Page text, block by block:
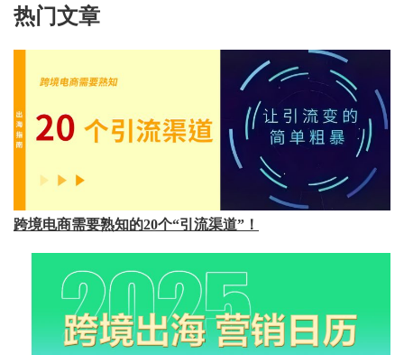
热门文章
跨境电商需要熟知的20个“引流渠道”！